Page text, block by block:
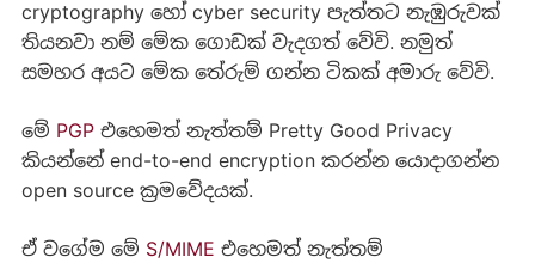
cryptography හෝ cyber security පැත්තට නැඹුරුවක්
තියනවා නම් මේක ගොඩක් වැදගත් වේවි. නමුත්
සමහර අයට මේක තේරුම් ගන්න ටිකක් අමාරු වේවි.
මේ PGPඑහෙමත් නැත්තම් Pretty Good Privacy
කියන්නේ end-to-end encryption කරන්න යොදාගන්න
open source ක්‍රමවේදයක්.
ඒ වගේම මේ S/MIME එහෙමත් නැත්තම්